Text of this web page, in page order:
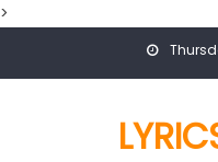
>